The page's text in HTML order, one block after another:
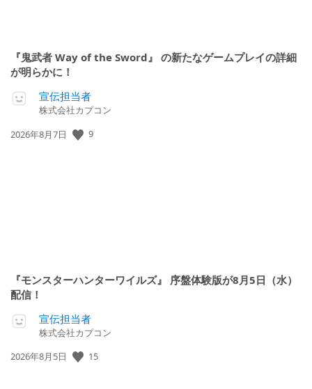
『鬼武者 Way of the Sword』 の新たなゲームプレイの詳細
が明らかに！
宣伝担当者
株式会社カプコン
公
2026年8月7日 9
『モンスターハンターワイルズ』 序盤体験版が8月5日（水）
配信！
宣伝担当者
株式会社カプコン
公
2026年8月5日 15